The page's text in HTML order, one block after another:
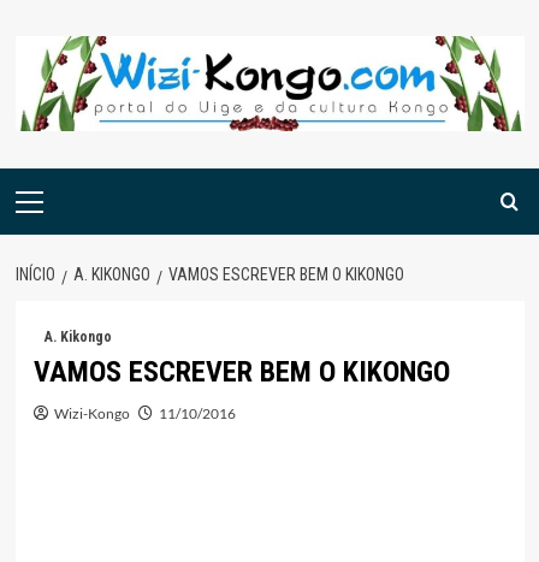
content
Menu
INÍCIO A. KIKONGO VAMOS ESCREVER BEM O KIKONGO
A. Kikongo
VAMOS ESCREVER BEM O KIKONGO
Wizi-Kongo 11/10/2016